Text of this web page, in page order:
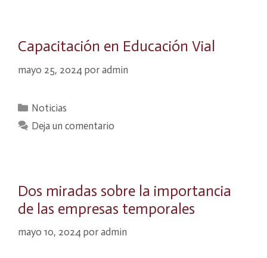
Capacitación en Educación Vial
mayo 25, 2024 por admin
Categorías
Noticias
Deja un comentario
Dos miradas sobre la importancia
de las empresas temporales
mayo 10, 2024 por admin